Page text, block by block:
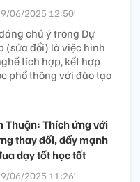
06/2025 12:50’
chú ý trong Dự
(sửa đổi) là việc hình
tích hợp, kết hợp
phổ thông với đào tạo
Thuận: Thích ứng với
thay đổi, đẩy mạnh
dạy tốt học tốt
06/2025 11:26’